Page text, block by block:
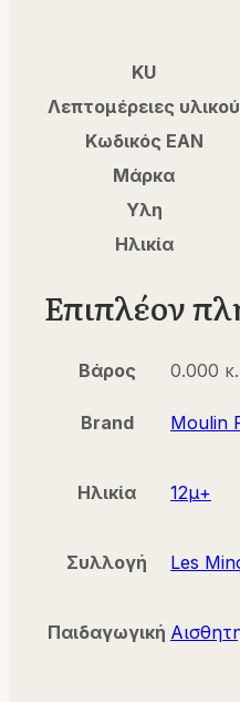
KU
Λεπτομέρειες υλικού
Κωδικός EAN
Μάρκα
Υλη
Ηλικία
Επιπλέον
Βάρος 0.000 κ.
Brand Moulin
Ηλικία 12μ+
Συλλογή Les
Παιδαγωγική